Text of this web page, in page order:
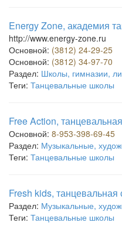
Energy Zone, академия
http://www.energy-zone.ru
Основной: (3812) 24-29-25
Основной: (3812) 34-97-70
Раздел: Школы, гимназии,
Теги: Танцевальные школы
Free Action,
Основной: 8-953-398-69-45
Раздел: Музыкальные,
Теги: Танцевальные школы
Fresh kids, танцевальная
Раздел: Музыкальные,
Теги: Танцевальные школы